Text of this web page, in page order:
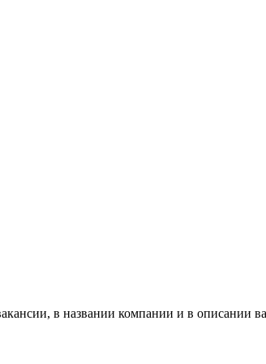
в названии компании и в описании